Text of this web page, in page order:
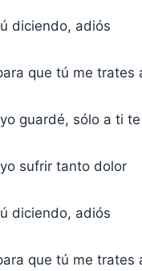
diciendo, adiós
que tú me trates
guardé, sólo a ti
sufrir tanto dolor
diciendo, adiós
que tú me trates